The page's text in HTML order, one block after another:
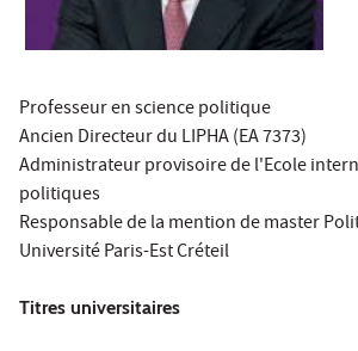
Professeur en science politique
Ancien Directeur du LIPHA (EA 7373)
Administrateur provisoire de l'Ecole
politiques
Responsable de la mention de master
Université Paris-Est Créteil
Titres universitaires